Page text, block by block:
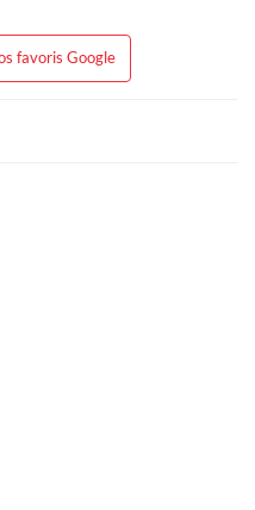
favoris Google